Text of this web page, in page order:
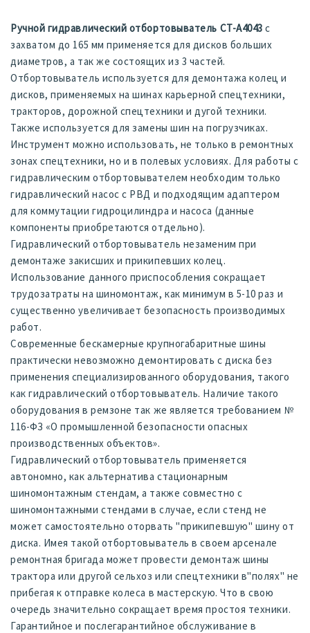
Ручной гидравлический отбортовыватель CT-A4043 с
захватом до 165 мм применяется для дисков больших
диаметров, а так же состоящих из 3 частей.
Отбортовыватель используется для демонтажа колец и
дисков, применяемых на шинах карьерной спецтехники,
тракторов, дорожной спецтехники и дугой техники.
Также используется для замены шин на погрузчиках.
Инструмент можно использовать, не только в ремонтных
зонах спецтехники, но и в полевых условиях. Для работы с
гидравлическим отбортовывателем необходим только
гидравлический насос с РВД и подходящим адаптером
для коммутации гидроцилиндра и насоса (данные
компоненты приобретаются отдельно).
Гидравлический отбортовыватель незаменим при
демонтаже закисших и прикипевших колец.
Использование данного приспособления сокращает
трудозатраты на шиномонтаж, как минимум в 5-10 раз и
существенно увеличивает безопасность производимых
работ.
Современные бескамерные крупногабаритные шины
практически невозможно демонтировать с диска без
применения специализированного оборудования, такого
как гидравлический отбортовыватель. Наличие такого
оборудования в ремзоне так же является требованием №
116-ФЗ «О промышленной безопасности опасных
производственных объектов».
Гидравлический отбортовыватель применяется
автономно, как альтернатива стационарным
шиномонтажным стендам, а также совместно с
шиномонтажными стендами в случае, если стенд не
может самостоятельно оторвать "прикипевшую" шину от
диска. Имея такой отбортовыватель в своем арсенале
ремонтная бригада может провести демонтаж шины
трактора или другой сельхоз или спецтехники в"полях" не
прибегая к отправке колеса в мастерскую. Что в свою
очередь значительно сокращает время простоя техники.
Гарантийное и послегарантийное обслуживание в